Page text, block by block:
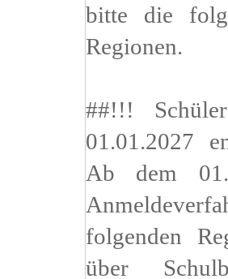
bitte die
Regionen.
##!!!
01.01.2027
Ab dem
folgenden
über